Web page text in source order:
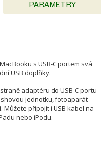
PARAMETRY
s USB-C portem svá
USB doplňky.
adaptéru do USB-C portu
jednotku, fotoaparát
připojit i USB kabel na
nebo iPodu.